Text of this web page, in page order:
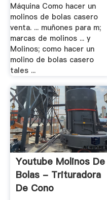
Máquina Como hacer un
molinos de bolas casero
venta. ... muñones para m;
marcas de molinos ... y
Molinos; como hacer un
molino de bolas casero
tales ...
Youtube Molinos De
Bolas - Trituradora
De Cono